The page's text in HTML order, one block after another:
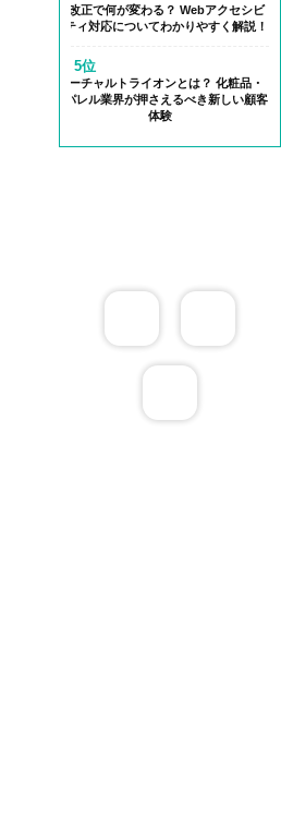
法改正で何が変わる？ Webアクセシビ
リティ対応についてわかりやすく解説！
5位
バーチャルトライオンとは？ 化粧品・
アパレル業界が押さえるべき新しい顧客
体験